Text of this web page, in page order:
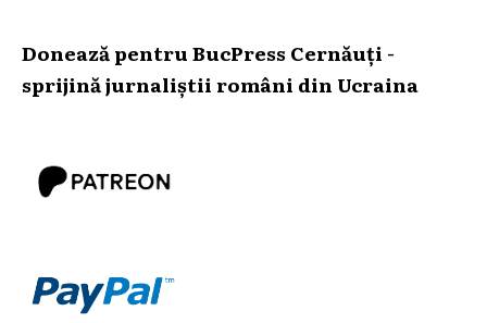
Donează pentru BucPress Cernăuți -
sprijină jurnaliștii români din Ucraina